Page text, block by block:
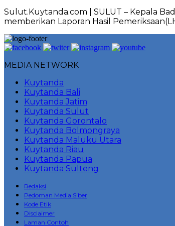
Sulut.Kuytanda.com | SULUT – Kepala
memberikan Laporan Hasil
MEDIA NETWORK
Kuytanda
Kuytanda Bali
Kuytanda Jatim
Kuytanda Sulut
Kuytanda Gorontalo
Kuytanda Bolmongraya
Kuytanda Maluku Utara
Kuytanda Riau
Kuytanda Papua
Kuytanda Sulteng
Redaksi
Pedoman Media Siber
Kode Etik
Disclaimer
Laman Contoh